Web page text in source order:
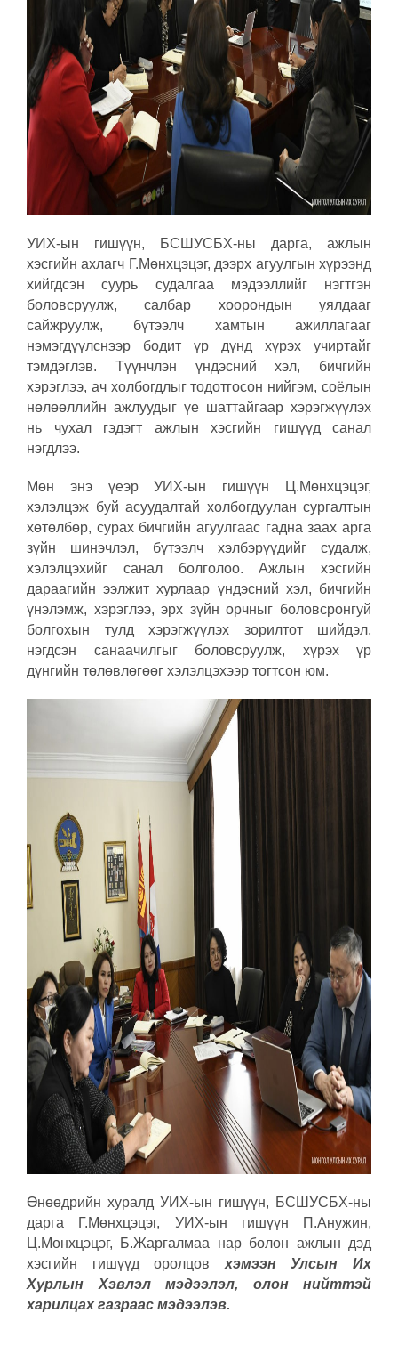
УИХ-ын гишүүн, БСШУСБХ-ны дарга, ажлын
хэсгийн ахлагч Г.Мөнхцэцэг, дээрх агуулгын хүрээнд
хийгдсэн суурь судалгаа мэдээллийг нэгтгэн
боловсруулж, салбар хоорондын уялдааг
сайжруулж, бүтээлч хамтын ажиллагааг
нэмэгдүүлснээр бодит үр дүнд хүрэх учиртайг
тэмдэглэв. Түүнчлэн үндэсний хэл, бичгийн
хэрэглээ, ач холбогдлыг тодотгосон нийгэм, соёлын
нөлөөллийн ажлуудыг үе шаттайгаар хэрэгжүүлэх
нь чухал гэдэгт ажлын хэсгийн гишүүд санал
нэгдлээ.
Мөн энэ үеэр УИХ-ын гишүүн Ц.Мөнхцэцэг,
хэлэлцэж буй асуудалтай холбогдуулан сургалтын
хөтөлбөр, сурах бичгийн агуулгаас гадна заах арга
зүйн шинэчлэл, бүтээлч хэлбэрүүдийг судалж,
хэлэлцэхийг санал болголоо. Ажлын хэсгийн
дараагийн ээлжит хурлаар үндэсний хэл, бичгийн
үнэлэмж, хэрэглээ, эрх зүйн орчныг боловсронгуй
болгохын тулд хэрэгжүүлэх зорилтот шийдэл,
нэгдсэн санаачилгыг боловсруулж, хүрэх үр
дүнгийн төлөвлөгөөг хэлэлцэхээр тогтсон юм.
Өнөөдрийн хуралд УИХ-ын гишүүн, БСШУСБХ-ны
дарга Г.Мөнхцэцэг, УИХ-ын гишүүн П.Анужин,
Ц.Мөнхцэцэг, Б.Жаргалмаа нар болон ажлын дэд
хэсгийн гишүүд оролцов хэмээн Улсын Их
Хурлын Хэвлэл мэдээлэл, олон нийттэй
харилцах газраас мэдээлэв.